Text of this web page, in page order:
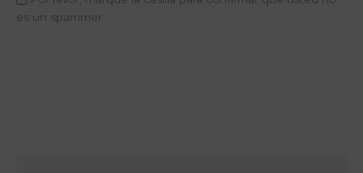
es un spammer